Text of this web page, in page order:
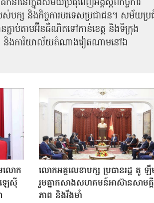
កនាំនៅក្នុងសម័យប្រជុំពេញអង្គស្តីពី​​កិច្ច​ការ
ស់​បក្ស និងកិច្ច​ការបរទេស​ប្រជាជន។ សម័យប្រ
នភ្ជាប់តាមអ៊ីនធឺណិតទៅកាន់ខេត្ត និងទីក្រុង
ងការិយាល័យតំណាងវៀតណាមនៅឯ​
មលោក
េស៊ី
លោក​អគ្គលេខាបក្ស ប្រធានរដ្ឋ តូ ឡឹ
រួមគ្នាកសាងសហគមន៍អាស៊ានសាមគ្គី
ភាព និងរឹងមាំ